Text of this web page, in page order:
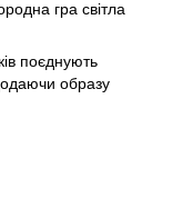
гра світла
поєднують
образу